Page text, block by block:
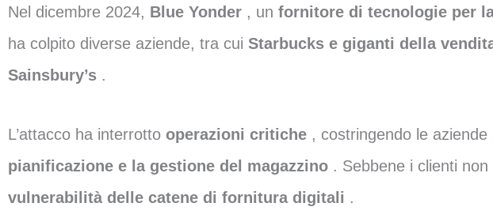
Nel dicembre 2024, Blue Yonder , un fornitore di tecnologie per
ha colpito diverse aziende, tra cui Starbucks e giganti della
Sainsbury’s .
L’attacco ha interrotto operazioni critiche , costringendo le
pianificazione e la gestione del magazzino . Sebbene i clienti
vulnerabilità delle catene di fornitura digitali .